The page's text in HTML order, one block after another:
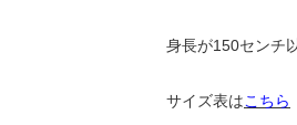
身長が150センチ
サイズ表はこちら